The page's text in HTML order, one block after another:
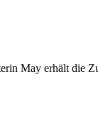
May erhält die